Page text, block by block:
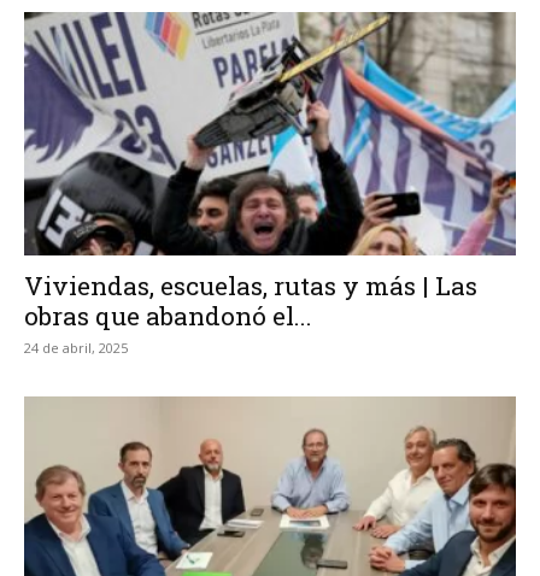
Viviendas, escuelas, rutas y más | Las
obras que abandonó el...
24 de abril, 2025